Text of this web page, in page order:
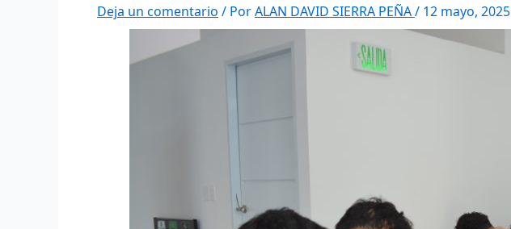
Deja un comentario / PorALAN DAVID SIERRA PEÑA/ 12 mayo, 2025